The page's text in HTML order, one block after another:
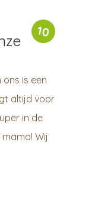
10
is een
altijd voor
in de
Wij